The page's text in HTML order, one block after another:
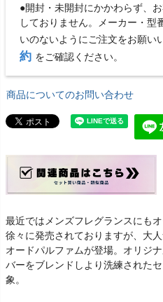
●開封・未開封にかかわらず、
しておりません。メーカー・型
いのないようにご注文をお願い
約 をご確認ください。
商品についてのお問い合わせ
最近ではメンズフレグランスにも
徐々に発売されておりますが、大
オードパルファムが登場。オリジ
バーをブレンドしより洗練された
象。